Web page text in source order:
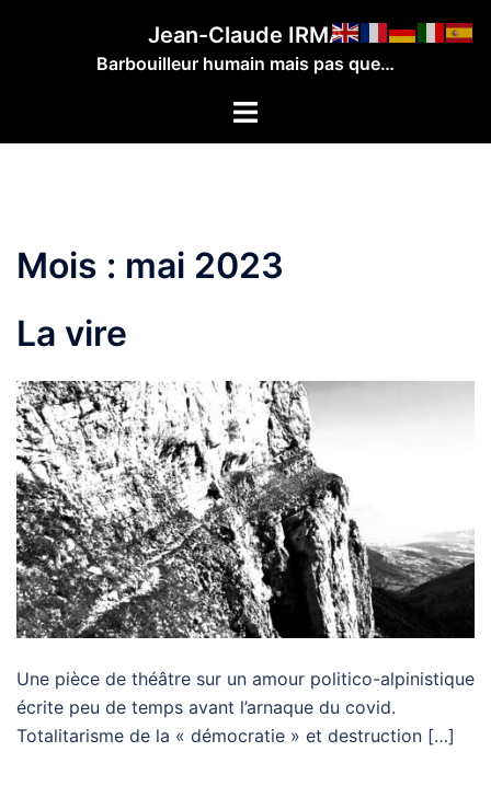
Jean-Claude IRMA
Barbouilleur humain mais pas que…
Ouvrir/fermer
Mois : mai 2023
La vire
Une pièce de théâtre sur un amour politico-alpinistique
écrite peu de temps avant l’arnaque du covid.
Totalitarisme de la « démocratie » et destruction […]